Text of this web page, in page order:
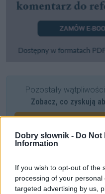
Dobry słownik - Do Not
Information
If you wish to opt-out of the
processing of your
targeted advertising by us,
Pozostały
Zobacz, co zyskują
Często sprawdzane
Placekaciasto